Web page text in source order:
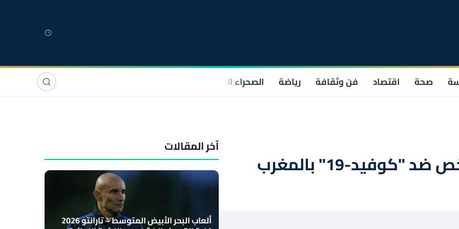
صحة اقتصاد فن وثقافة رياضة الصحراء المغربية صوت وصورة
آخر المقالات
ألعاب البحر الأبيض المتوسط – تارانتو 2026